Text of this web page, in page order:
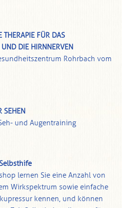
THERAPIE FÜR DAS
UND DIE HIRNNERVEN
Rohrbach vom
SEHEN
und Augentraining
lernen Sie eine Anzahl von
Wirkspektrum sowie einfache
kennen, und können